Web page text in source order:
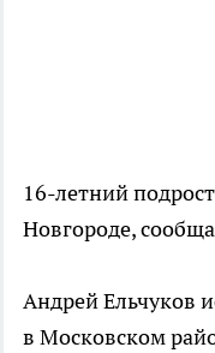
16-летний
Новгороде,
Андрей Ельчуков
в Московском